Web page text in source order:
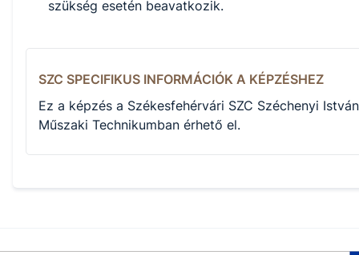
szükség esetén beavatkozik.
SZC SPECIFIKUS INFORMÁCIÓK A KÉPZÉSHEZ
Ez a képzés a Székesfehérvári SZC Széchenyi István
Műszaki Technikumban érhető el.